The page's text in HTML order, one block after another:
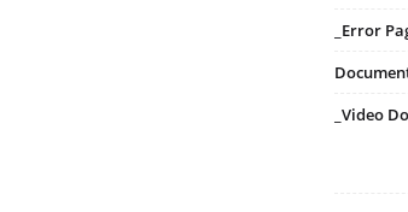
_Error
_Video